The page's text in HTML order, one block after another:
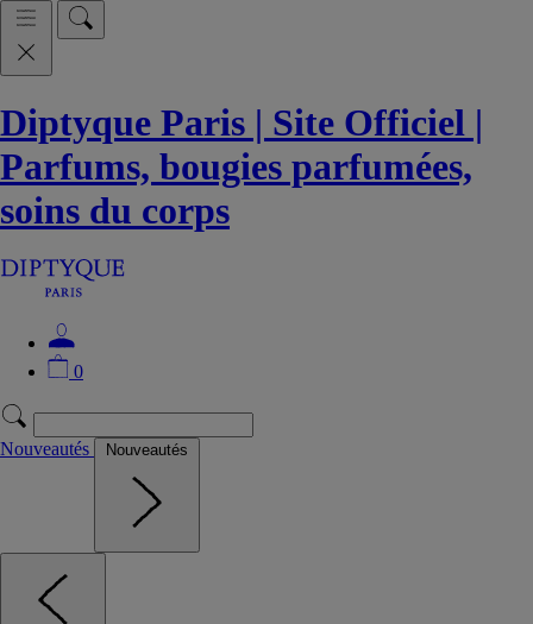
Diptyque Paris | Site Officiel |
Parfums, bougies parfumées,
soins du corps
0
Nouveautés Nouveautés